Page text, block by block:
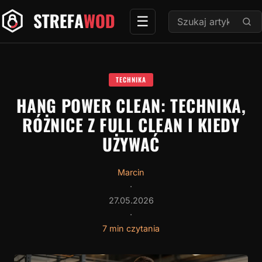
Przejdź
do
☰ Szukaj:
TECHNIKA
HANG POWER CLEAN: TECHNIKA,
RÓŻNICE Z FULL CLEAN I KIEDY
UŻYWAĆ
Marcin
·
27.05.2026
·
7 min czytania